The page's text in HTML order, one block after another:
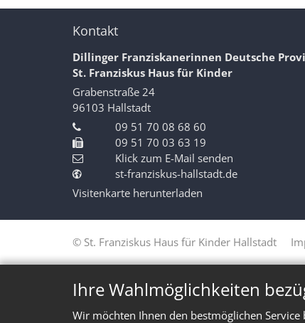
Ihre Wahlmöglichkeiten
Wir möchten Ihnen den bestmöglichen
Kontakt
Dillinger Franziskanerinnen Deutsche
St. Franziskus Haus für Kinder
Grabenstraße 24
96103 Hallstadt
09 51 70 08 68 60
09 51 70 03 63 19
Klick zum E-Mail senden
st-franziskus-hallstadt.de
Visitenkarte herunterladen
© St. Franziskus Haus für Kinder Hallstadt